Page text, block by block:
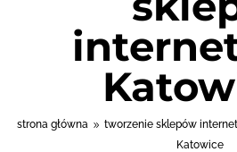
strona główna 9 tworzenie sklepów
Katowice